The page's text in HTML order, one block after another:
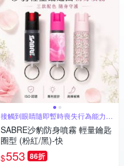
接觸到眼睛隨即暫時喪失行為能力約
60分鐘
SABRE沙豹防身噴霧 輕量鑰匙
圈型 (粉紅/黑)-快
$553 86折